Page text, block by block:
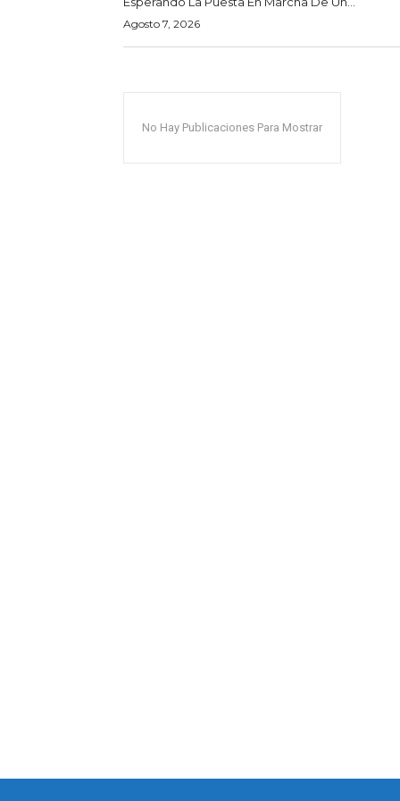
Agosto 7, 2026
No Hay Publicaciones Para Mostrar